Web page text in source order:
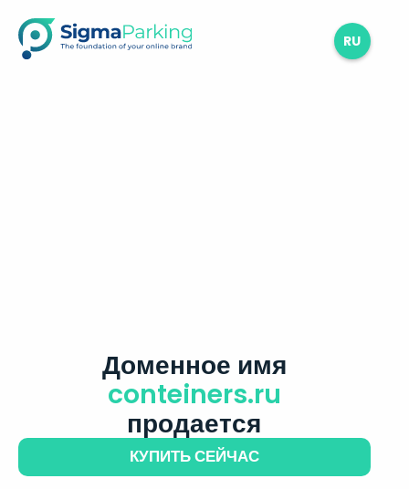
RU
Доменное имя
conteiners.ru
продается
КУПИТЬ СЕЙЧАС